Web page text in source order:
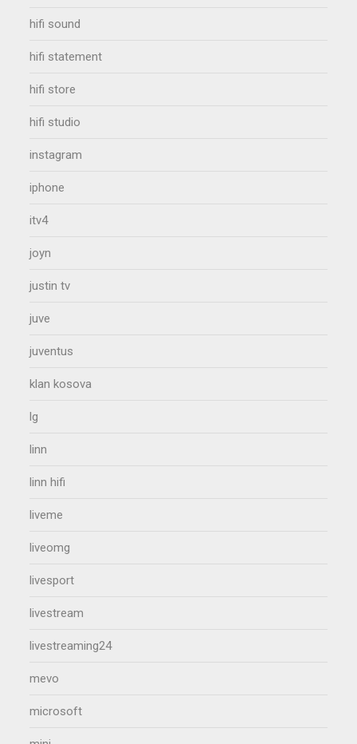
hifi sound
hifi statement
hifi store
hifi studio
instagram
iphone
itv4
joyn
justin tv
juve
juventus
klan kosova
lg
linn
linn hifi
liveme
liveomg
livesport
livestream
livestreaming24
mevo
microsoft